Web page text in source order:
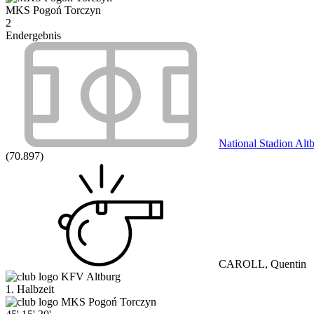
MKS Pogoń Torczyn
2
Endergebnis
National Stadion
(70.897)
CAROLL, Quentin
KFV Altburg
1. Halbzeit
MKS Pogoń Torczyn